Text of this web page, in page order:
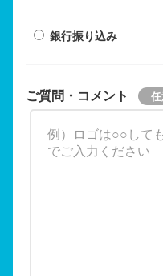
銀行振り込み
ご質問・コメント